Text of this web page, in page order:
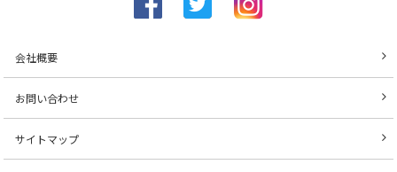
会社概要
お問い合わせ
サイトマップ